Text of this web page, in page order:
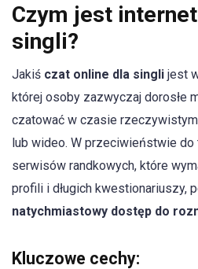
Czym jest
singli?
Jakiś czat online dla singli jest
której osoby zazwyczaj dorosłe
czatować w czasie
lub wideo. W przeciwieństwie do
serwisów randkowych, które
profili i długich kwestionariuszy,
natychmiastowy dostęp do
Kluczowe cechy: